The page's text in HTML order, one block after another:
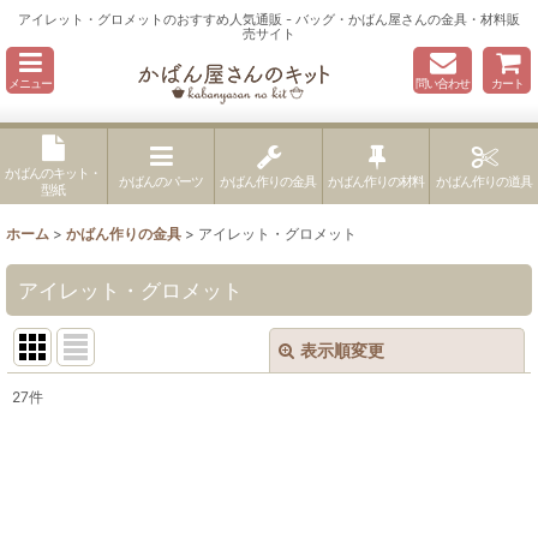
アイレット・グロメットのおすすめ人気通販 - バッグ・かばん屋さんの金具・材料販
売サイト
メニュー 問い合わせ カート
かばんのキット・
型紙
かばんのパーツ かばん作りの金具 かばん作りの材料 かばん作りの道具
ホーム > かばん作りの金具 > アイレット・グロメット
アイレット・グロメット
表示順変更
27件